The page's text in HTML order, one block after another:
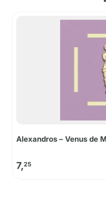
Alexandros – Venus de
7,25